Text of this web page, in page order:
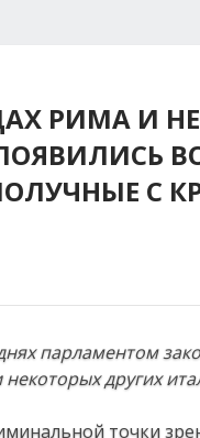
РИМА И
С
парламентом
других
точки